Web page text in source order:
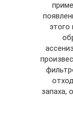
этого
запаха,